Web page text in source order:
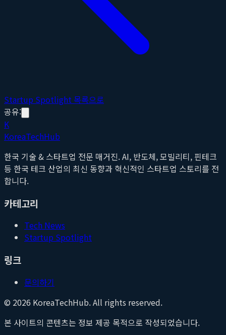
Startup Spotlight 목록으로
공유:
K
KoreaTechHub
한국 기술 & 스타트업 전문 매거진. AI, 반도체, 모빌리티, 핀테크
등 한국 테크 산업의 최신 동향과 혁신적인 스타트업 스토리를 전
합니다.
카테고리
Tech News
Startup Spotlight
링크
문의하기
© 2026 KoreaTechHub. All rights reserved.
본 사이트의 콘텐츠는 정보 제공 목적으로 작성되었습니다.